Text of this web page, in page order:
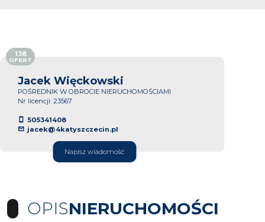
Jacek Więckowski
POŚREDNIK W OBROCIE NIERUCHOMOŚCIAMI
Nr licencji: 23567
505341408
jacek@4katyszczecin.pl
Napisz wiadomość
138
OFERT
OPISNIERUCHOMOŚCI